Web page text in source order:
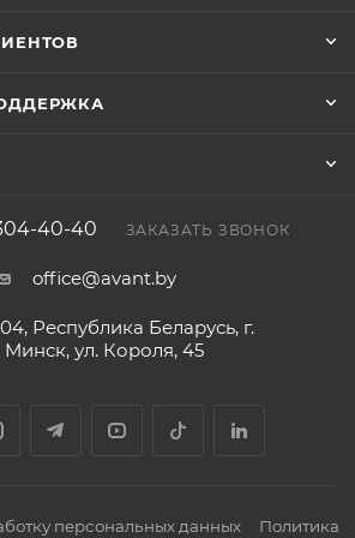
подставкой).
40-40 ЗАКАЗАТЬ ЗВОНОК
office@avant.by
Республика Беларусь, г.
Минск, ул. Короля, 45
персональных данных Политика